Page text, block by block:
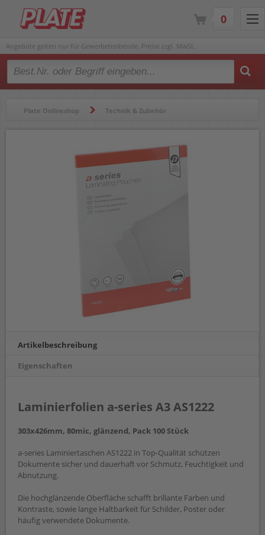
Angebote gelten nur für Gewerbetreibende. Preise zzgl. MwSt.
Type 2 or more characters for results.
Plate Onlineshop Technik & Zubehör
Laminierfolien a-series A3 AS1222
Artikelbeschreibung
Eigenschaften
Laminierfolien a-series A3 AS1222
303x426mm, 80mic, glänzend, Pack 100 Stück
a-series Laminiertaschen AS1222 in Top-Qualität schützen
Dokumente sicher und dauerhaft vor Schmutz, Feuchtigkeit und
Abnutzung.
Die hochglänzende Oberfläche schafft brillante Farben und
Kontraste, sowie lange Haltbarkeit für Schilder, Poster oder
häufig verwendete Dokumente.
0